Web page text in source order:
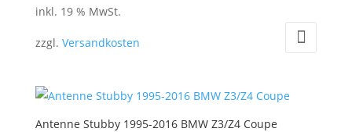
inkl. 19 % MwSt.
zzgl. Versandkosten
Antenne Stubby 1995-2016 BMW Z3/Z4 Coupe